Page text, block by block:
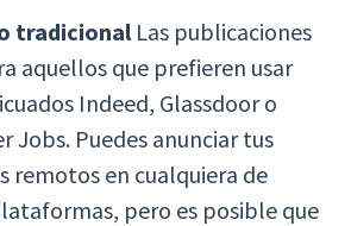
tradicional Las publicaciones
aquellos que prefieren usar
Indeed, Glassdoor o
Jobs. Puedes anunciar tus
remotos en cualquiera de
pero es posible que